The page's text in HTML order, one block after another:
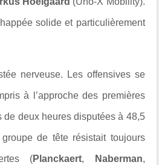
solide et particulièrement
nerveuse. Les offensives se
à l’approche des premières
de deux heures disputées à 48,5
de tête résistait toujours
(Planckaert, Naberman,